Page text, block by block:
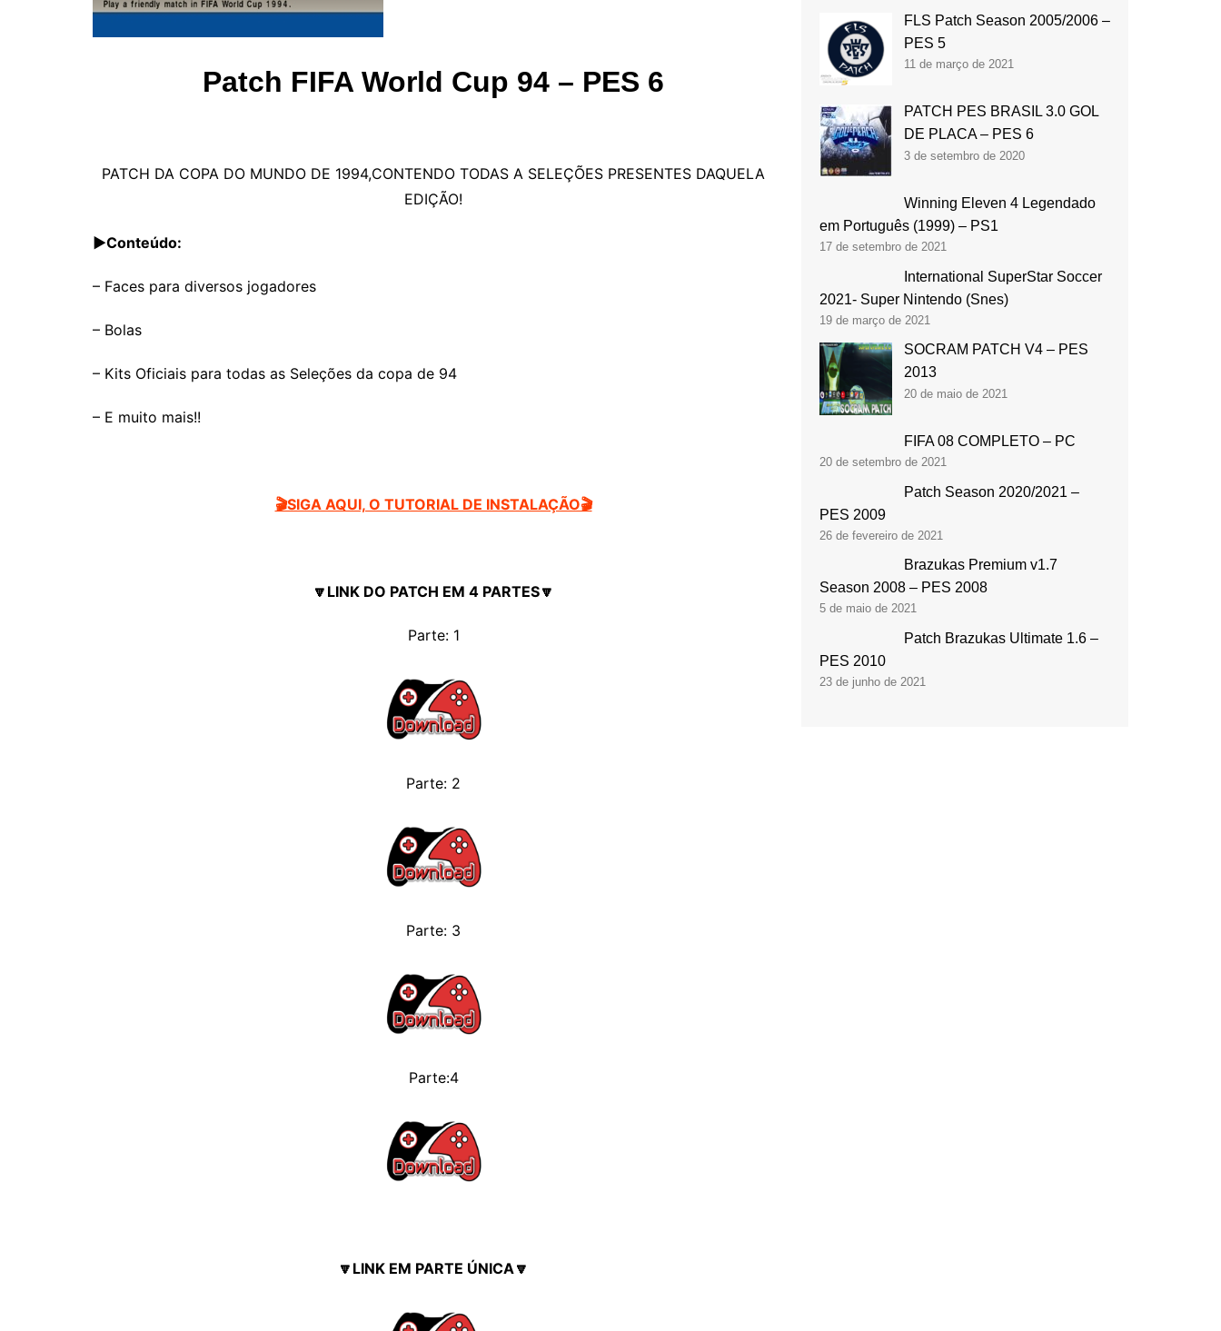
FIFA 01
Patch FIFA World Cup 94 – PES 6
PATCH DA COPA DO MUNDO DE 1994,CONTENDO TODAS A SELEÇÕES PRESENTES DAQUELA
EDIÇÃO!
▶Conteúdo:
– Faces para diversos jogadores
– Bolas
– Kits Oficiais para todas as Seleções da copa de 94
– E muito mais!!
🎬SIGA AQUI, O TUTORIAL DE INSTALAÇÃO🎬
🔽LINK DO PATCH EM 4 PARTES🔽
Parte: 1
Parte: 2
Parte: 3
Parte:4
🔽LINK EM PARTE ÚNICA🔽
FLS Patch Season 2005/2006 –
PES 5
11 de março de 2021
PATCH PES BRASIL 3.0 GOL
DE PLACA – PES 6
3 de setembro de 2020
Winning Eleven 4 Legendado
em Português (1999) – PS1
17 de setembro de 2021
International SuperStar Soccer
2021- Super Nintendo (Snes)
19 de março de 2021
SOCRAM PATCH V4 – PES
2013
20 de maio de 2021
FIFA 08 COMPLETO – PC
20 de setembro de 2021
Patch Season 2020/2021 –
PES 2009
26 de fevereiro de 2021
Brazukas Premium v1.7
Season 2008 – PES 2008
5 de maio de 2021
Patch Brazukas Ultimate 1.6 –
PES 2010
23 de junho de 2021